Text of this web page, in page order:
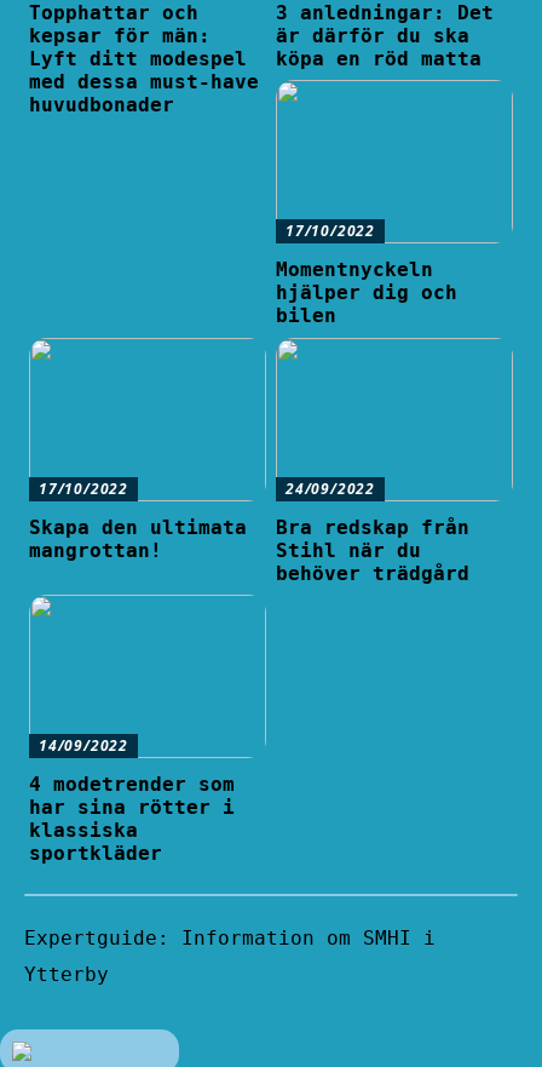
Topphattar och
kepsar för män:
Lyft ditt modespel
med dessa must-have
huvudbonader
3 anledningar: Det
är därför du ska
köpa en röd matta
17/10/2022
Momentnyckeln
hjälper dig och
bilen
17/10/2022
Skapa den ultimata
mangrottan!
24/09/2022
Bra redskap från
Stihl när du
behöver trädgård
14/09/2022
4 modetrender som
har sina rötter i
klassiska
sportkläder
Expertguide: Information om SMHI i
Ytterby